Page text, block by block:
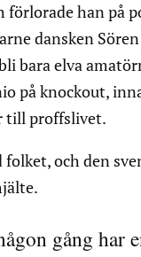
förlorade han på
dansken
bara elva
på knockout,
till proffslivet.
folket, och den
gång har